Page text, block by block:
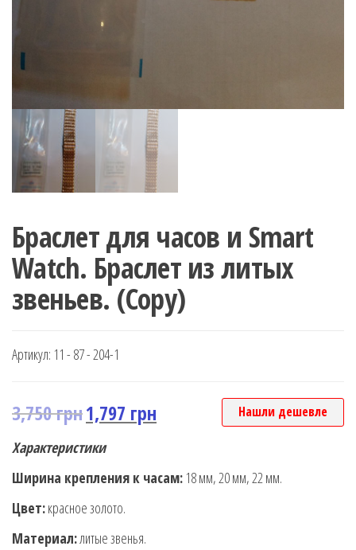
Браслет для часов и Smart
Watch. Браслет из литых
звеньев. (Copy)
Артикул: 11 - 87 - 204-1
3,750грн1,797 грн Нашли дешевле
Характеристики
Ширина крепления к часам: 18 мм, 20 мм, 22 мм.
Цвет:красное золото.
Материал:литые звенья.